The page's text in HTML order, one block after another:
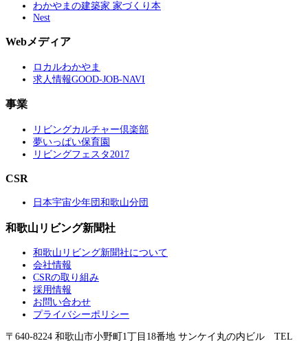
わかやまの建築家 家づくり本
Nest
Webメディア
ロカルわかやま
求人情報GOOD-JOB-NAVI
事業
リビングカルチャー倶楽部
夢いっぱい保育園
リビングフェスタ2017
CSR
日本宇宙少年団和歌山分団
和歌山リビング新聞社
和歌山リビング新聞社について
会社情報
CSRの取り組み
採用情報
お問い合わせ
プライバシーポリシー
〒640-8224 和歌山市小野町1丁目18番地 サンケイ丸の内ビル TEL